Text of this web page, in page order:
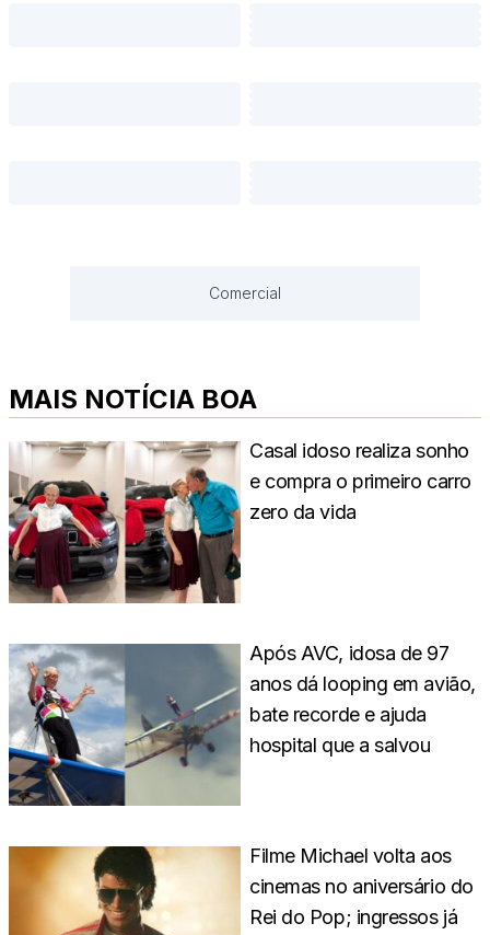
Comercial
MAIS NOTÍCIA BOA
Casal idoso realiza sonho
e compra o primeiro carro
zero da vida
Após AVC, idosa de 97
anos dá looping em avião,
bate recorde e ajuda
hospital que a salvou
Filme Michael volta aos
cinemas no aniversário do
Rei do Pop; ingressos já